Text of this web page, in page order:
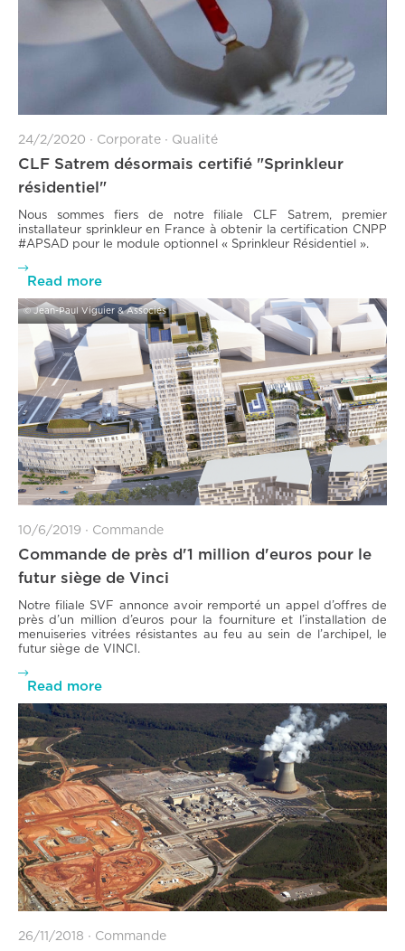
24/2/2020 ∙ Corporate ∙ Qualité
CLF Satrem désormais certifié "Sprinkleur
résidentiel"
Nous sommes fiers de notre filiale CLF Satrem, premier
installateur sprinkleur en France à obtenir la certification CNPP
#APSAD pour le module optionnel « Sprinkleur Résidentiel ».

Read more
© Jean-Paul Viguier & Associés
10/6/2019 ∙ Commande
Commande de près d'1 million d'euros pour le
futur siège de Vinci
Notre filiale SVF annonce avoir remporté un appel d’offres de
près d’un million d’euros pour la fourniture et l’installation de
menuiseries vitrées résistantes au feu au sein de l’archipel, le
futur siège de VINCI.

Read more
26/11/2018 ∙ Commande